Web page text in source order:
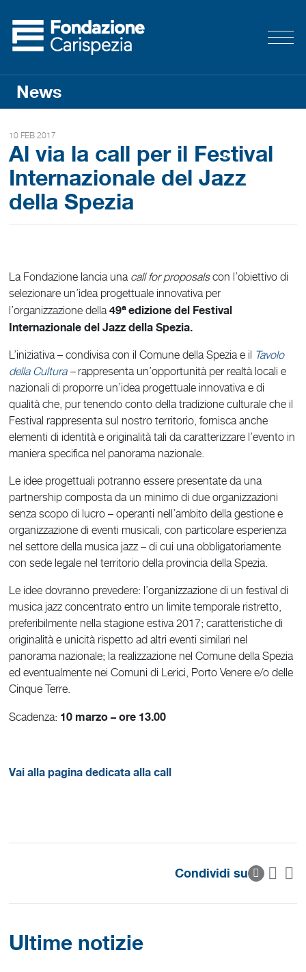
News
10 FEB 2017
Al via la call per il Festival
Internazionale del Jazz
della Spezia
La Fondazione lancia una call for proposalscon l’obiettivo di
selezionare un’idea progettuale innovativa per
l’organizzazione della49aedizione del Festival
Internazionale del Jazz della Spezia.
L’iniziativa – condivisa con il Comune della Spezia e il Tavolo
della Cultura–rappresenta un’opportunità per realtà locali e
nazionali di proporre un’idea progettuale innovativa e di
qualità che, pur tenendo conto della tradizione culturale che il
Festival rappresenta sul nostro territorio, fornisca anche
elementi di identità e originalità tali da caratterizzare l’evento in
maniera specifica nel panorama nazionale.
Le idee progettuali potranno essere presentate da una
partnership composta da un minimo di due organizzazioni
senza scopo di lucro – operanti nell’ambito della gestione e
organizzazione di eventi musicali, con particolare esperienza
nel settore della musica jazz – di cui una obbligatoriamente
con sede legale nel territorio della provincia della Spezia.
Le idee dovranno prevedere: l’organizzazione di un festival di
musica jazz concentrato entro un limite temporale ristretto,
preferibilmente nella stagione estiva 2017; caratteristiche di
originalità e unicità rispetto ad altri eventi similari nel
panorama nazionale; la realizzazione nel Comune della Spezia
ed eventualmente nei Comuni di Lerici, Porto Venere e/o delle
Cinque Terre.
Scadenza: 10 marzo – ore 13.00
Vai alla pagina dedicata alla call
Condividi su
Ultime notizie